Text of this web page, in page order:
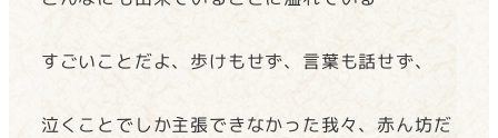
すごいことだよ、歩けもせず、言葉も話せず、
泣くことでしか主張できなかった我々、赤ん坊だ